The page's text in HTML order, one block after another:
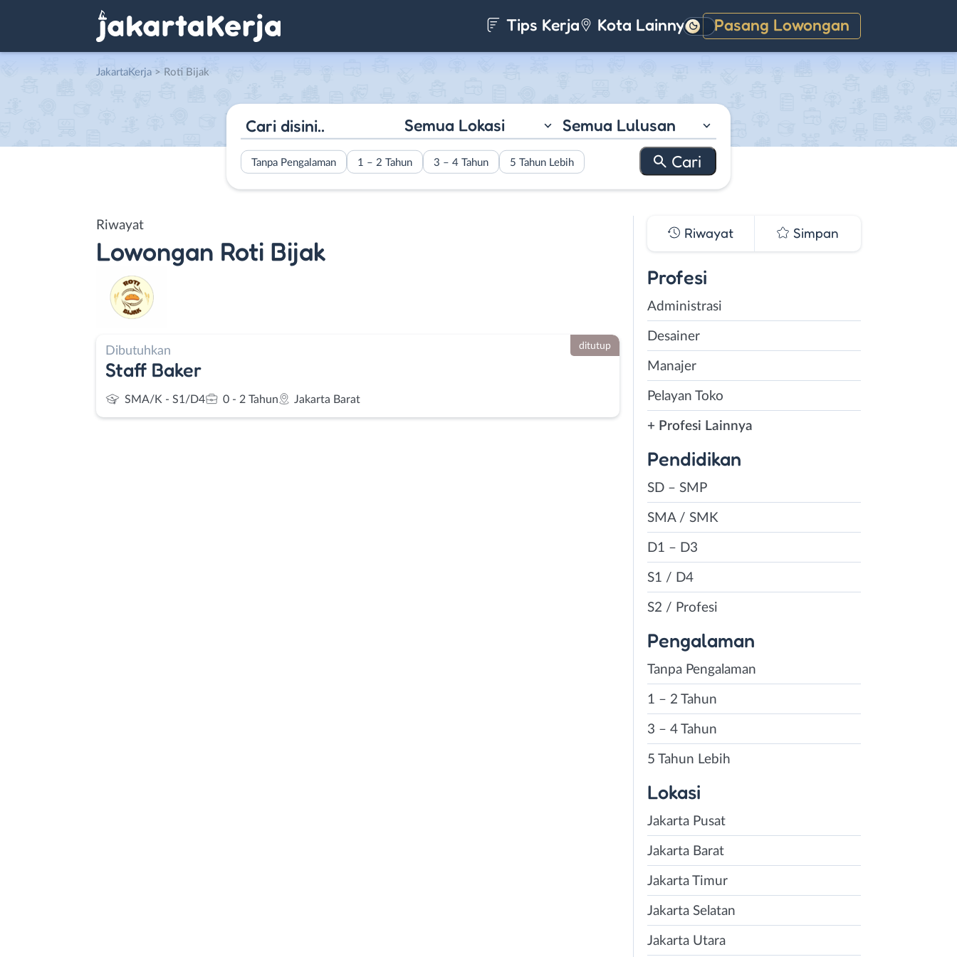
Tips Kerja Kota Lainnya Pasang Lowongan
Gelap
JakartaKerja > Roti Bijak
Semua Lokasi Semua Lulusan
Tanpa Pengalaman 1 – 2 Tahun 3 – 4 Tahun 5 Tahun Lebih
Riwayat
Lowongan Roti Bijak
Dibutuhkan
Staff Baker
SMA/K - S1/D4 0 - 2 Tahun Jakarta Barat
ditutup
Riwayat Simpan
Profesi
Administrasi
Desainer
Manajer
Pelayan Toko
+ Profesi Lainnya
Pendidikan
SD – SMP
SMA / SMK
D1 – D3
S1 / D4
S2 / Profesi
Pengalaman
Tanpa Pengalaman
1 – 2 Tahun
3 – 4 Tahun
5 Tahun Lebih
Lokasi
Jakarta Pusat
Jakarta Barat
Jakarta Timur
Jakarta Selatan
Jakarta Utara